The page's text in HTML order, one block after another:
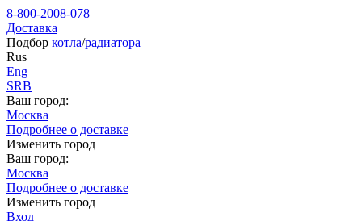
8-800-2008-078
Доставка
Подбор котла/радиатора
Rus
Eng
SRB
Ваш город:
Москва
Подробнее о доставке
Изменить город
Ваш город:
Москва
Подробнее о доставке
Изменить город
Вход